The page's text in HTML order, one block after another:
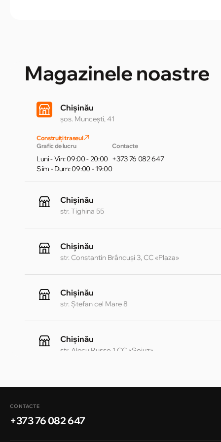
Magazinele noastre
Chișinău
șos. Muncești, 41
Construiți traseul
Grafic de lucru
Luni - Vin: 09:00 - 20:00
Sîm - Dum: 09:00 - 19:00
Contacte
+373 76 082 647
Chișinău
str. Tighina 55
Chișinău
str. Constantin Brâncuși 3, CC «Plaza»
Chișinău
str. Ștefan cel Mare 8
Chișinău
str. Alecu Russo 1 CC «Soiuz»
Chișinău
CONTACTE
+373 76 082 647